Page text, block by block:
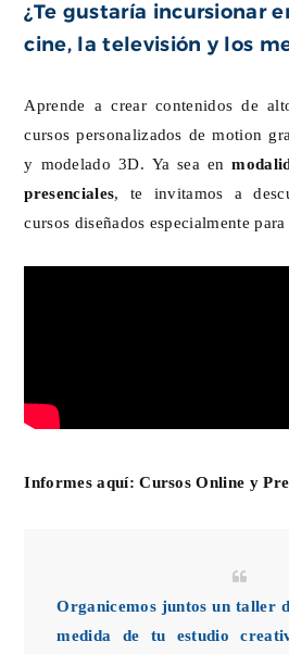
¿Te gustaría incursionar
cine, la televisión y los
Aprende a crear contenidos de
cursos personalizados de motion
y modelado 3D. Ya sea en
presenciales , te invitamos a
cursos diseñados especialmente para
Informes aquí:Cursos Online y
Organicemos juntos un taller
medida de tu estudio